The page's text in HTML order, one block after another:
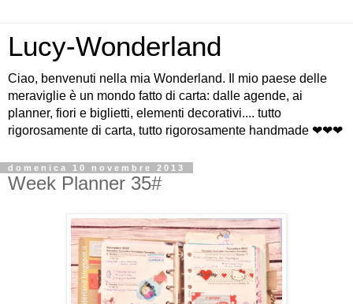
Lucy-Wonderland
Ciao, benvenuti nella mia Wonderland. Il mio paese delle
meraviglie è un mondo fatto di carta: dalle agende, ai
planner, fiori e biglietti, elementi decorativi.... tutto
rigorosamente di carta, tutto rigorosamente handmade ❤❤❤
domenica 10 novembre 2013
Week Planner 35#